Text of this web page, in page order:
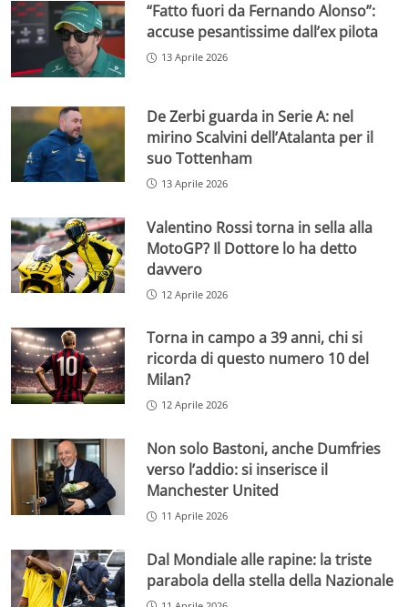
“Fatto fuori da Fernando Alonso”:
accuse pesantissime dall’ex pilota
13 Aprile 2026
De Zerbi guarda in Serie A: nel
mirino Scalvini dell’Atalanta per il
suo Tottenham
13 Aprile 2026
Valentino Rossi torna in sella alla
MotoGP? Il Dottore lo ha detto
davvero
12 Aprile 2026
Torna in campo a 39 anni, chi si
ricorda di questo numero 10 del
Milan?
12 Aprile 2026
Non solo Bastoni, anche Dumfries
verso l’addio: si inserisce il
Manchester United
11 Aprile 2026
Dal Mondiale alle rapine: la triste
parabola della stella della Nazionale